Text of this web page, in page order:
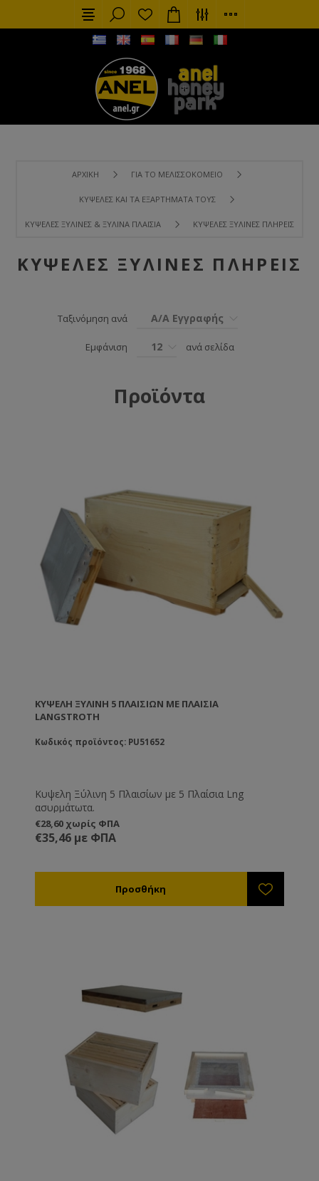
ΑΡΧΙΚΉ ΓΙΑ ΤΟ ΜΕΛΙΣΣΟΚΟΜΕΊΟ
ΚΥΨΈΛΕΣ ΚΑΙ ΤΑ ΕΞΑΡΤΉΜΑΤΑ ΤΟΥΣ
ΚΥΨΈΛΕΣ ΞΎΛΙΝΕΣ & ΞΎΛΙΝΑ ΠΛΑΊΣΙΑ ΚΥΨΈΛΕΣ ΞΎΛΙΝΕΣ ΠΛΉΡΕΙΣ
ΚΥΨΈΛΕΣ ΞΎΛΙΝΕΣ ΠΛΉΡΕΙΣ
Ταξινόμηση ανά Α/Α Εγγραφής
Εμφάνιση 12 ανά σελίδα
Προϊόντα
ΚΥΨΕΛΗ ΞΎΛΙΝΗ 5 ΠΛΑΙΣΊΩΝ ΜΕ ΠΛΑΊΣΙΑ
LANGSTROTH
Κωδικός προϊόντος: PU51652
Κυψελη Ξύλινη 5 Πλαισίων με 5 Πλαίσια Lng
ασυρμάτωτα.
€28,60 χωρίς ΦΠΑ
€35,46 με ΦΠΑ